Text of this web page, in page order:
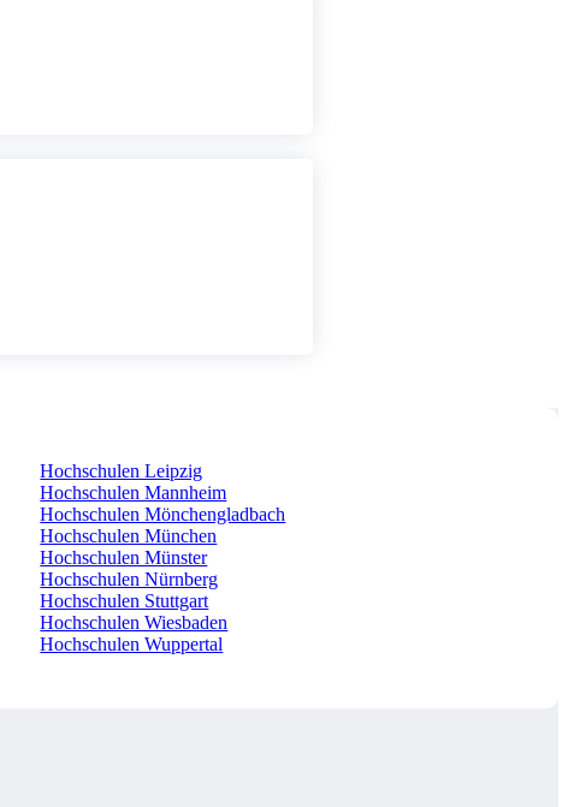
Hochschulen Leipzig
Hochschulen Mannheim
Hochschulen Mönchengladbach
Hochschulen München
Hochschulen Münster
Hochschulen Nürnberg
Hochschulen Stuttgart
Hochschulen Wiesbaden
Hochschulen Wuppertal